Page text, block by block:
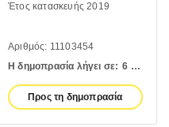
Έτος κατασκευής 2019
Αριθμός: 11103454
Η δημοπρασία λήγει σε: 6 days
Προς τη δημοπρασία